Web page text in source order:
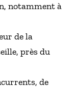
notamment à
de la
près du
de